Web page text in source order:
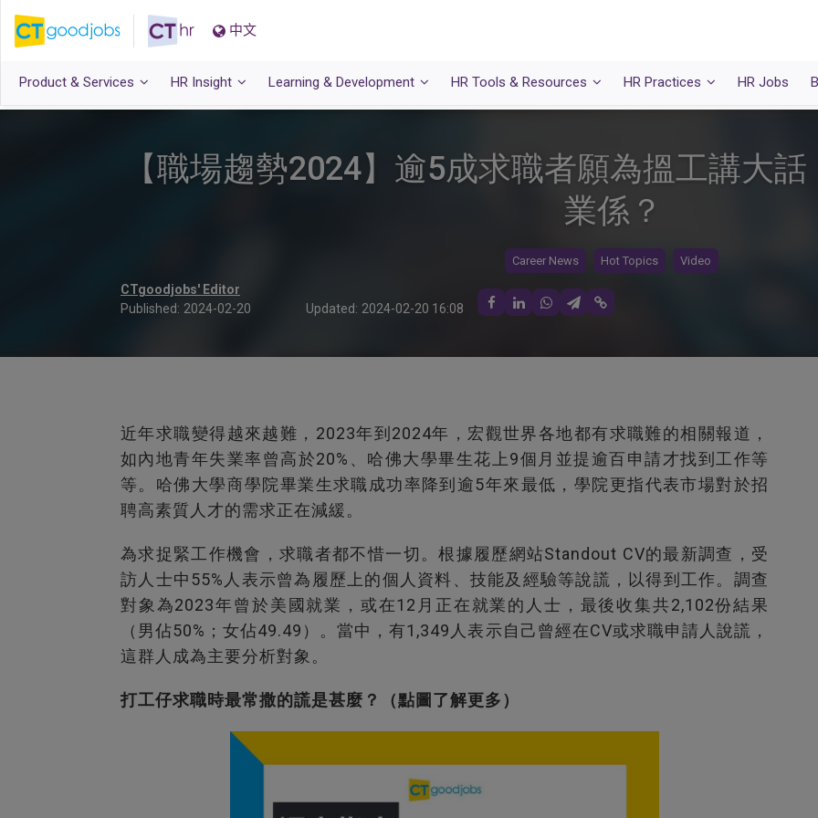
中文
Product & Services HR Insight Learning & Development HR Tools & Resources HR Practices HR Jobs
【職場趨勢2024】逾5成求職者願為搵工講大
業係？
Career News Hot Topics Video
CTgoodjobs' Editor
Published: 2024-02-20 Updated: 2024-02-20 16:08
近年求職變得越來越難，2023年到2024年，宏觀世界各地都有求職難的相關報道，
如內地青年失業率曾高於20%、哈佛大學畢生花上9個月並提逾百申請才找到工作等
等。哈佛大學商學院畢業生求職成功率降到逾5年來最低，學院更指代表市場對於招
聘高素質人才的需求正在減緩。
為求捉緊工作機會，求職者都不惜一切。根據履歷網站Standout CV的最新調查，受
訪人士中55%人表示曾為履歷上的個人資料、技能及經驗等說謊，以得到工作。調查
對象為2023年曾於美國就業，或在12月正在就業的人士，最後收集共2,102份結果
（男佔50%；女佔49.49）。當中，有1,349人表示自己曾經在CV或求職申請人說謊，
這群人成為主要分析對象。
打工仔求職時最常撒的謊是甚麼？（點圖了解更多）